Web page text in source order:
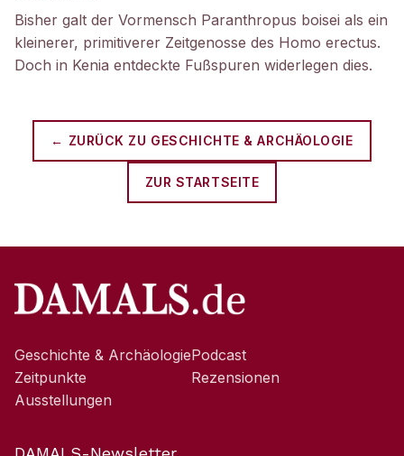
Bisher galt der Vormensch Paranthropus boisei als ein
kleinerer, primitiverer Zeitgenosse des Homo erectus.
Doch in Kenia entdeckte Fußspuren widerlegen dies.
← ZURÜCK ZU GESCHICHTE & ARCHÄOLOGIE
ZUR STARTSEITE
Geschichte & Archäologie
Zeitpunkte
Ausstellungen
Podcast
Rezensionen